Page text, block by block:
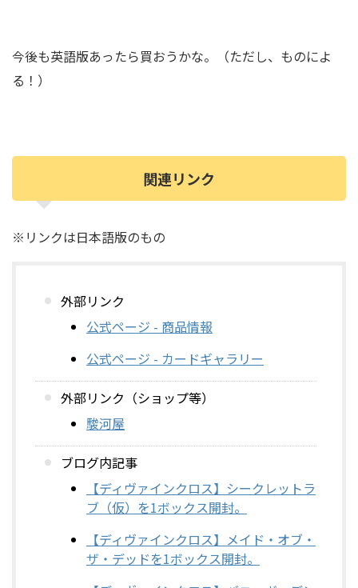
今後も英語版あったら買おうかな。（ただし、ものによ
る！）
関連リンク
※リンクは日本語版のもの
外部リンク
公式ページ - 商品情報
公式ページ - カードギャラリー
外部リンク（ショップ等）
駿河屋
ブログ内記事
【ディヴァインクロス】シークレットラ
ブ（仮）を1ボックス開封。
【ディヴァインクロス】メイド・オブ・
ザ・デッドを1ボックス開封。